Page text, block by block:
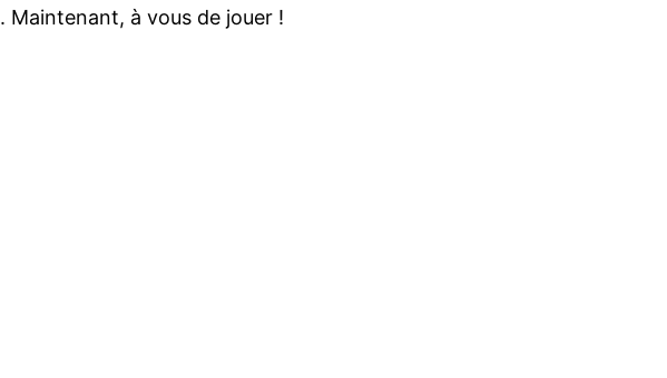
. Maintenant, à vous de jouer !